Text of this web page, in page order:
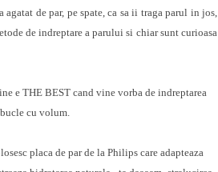
de par, pe spate, ca sa ii traga parul in jos,
de indreptare a parului si chiar sunt curioasa
e THE BEST cand vine vorba de indreptarea
cu volum.
placa de par de la Philips care adapteaza